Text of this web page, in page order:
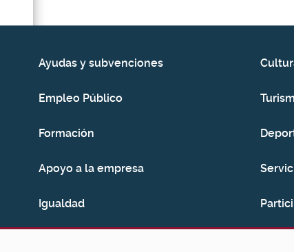
Ayudas y subvenciones
Empleo Público
Formación
Apoyo a la empresa
Igualdad